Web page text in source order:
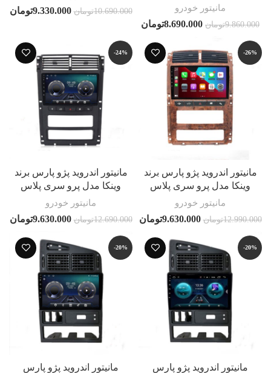
مانیتور خودرو
9.860.000تومان 8.690.000تومان
10.690.000تومان 9.330.000تومان
-26%
مانیتور اندروید پژو پارس برند
وینکا مدل پرو سری پلاس
مانیتور خودرو
12.990.000تومان 9.630.000تومان
-24%
مانیتور اندروید پژو پارس برند
وینکا مدل پرو سری پلاس
مانیتور خودرو
12.690.000تومان 9.630.000تومان
-20%
مانیتور اندروید پژو پارس
-20%
مانیتور اندروید پژو پارس